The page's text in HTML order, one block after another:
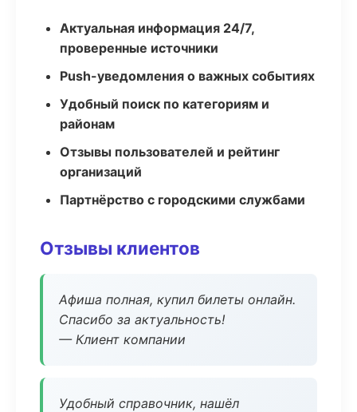
Актуальная информация 24/7,
проверенные источники
Push-уведомления о важных событиях
Удобный поиск по категориям и
районам
Отзывы пользователей и рейтинг
организаций
Партнёрство с городскими службами
Отзывы клиентов
Афиша полная, купил билеты онлайн.
Спасибо за актуальность!
— Клиент компании
Удобный справочник, нашёл